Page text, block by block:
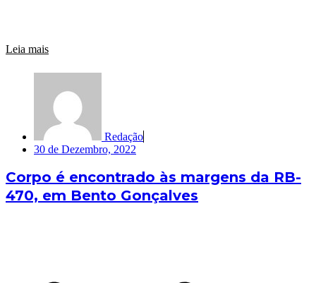
Leia mais
Redação
30 de Dezembro, 2022
Corpo é encontrado às margens da RB-
470, em Bento Gonçalves